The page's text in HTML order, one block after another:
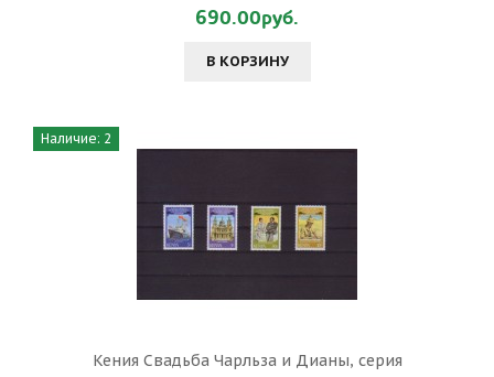
690.00руб.
В КОРЗИНУ
Наличие: 2
Кения Свадьба Чарльза и Дианы, серия